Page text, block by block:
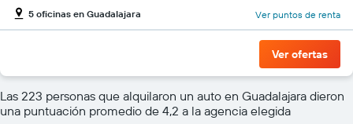
5 oficinas en Guadalajara Ver puntos de renta
Ver ofertas
Las 223 personas que alquilaron un auto en Guadalajara dieron
una puntuación promedio de 4,2 a la agencia elegida